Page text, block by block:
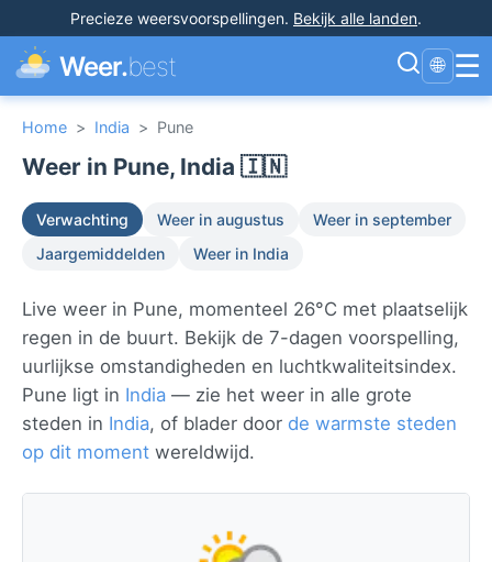
Precieze weersvoorspellingen. Bekijk alle landen.
Weer.best 🌐 ☰
Home > India > Pune
Weer in Pune, India 🇮🇳
Verwachting Weer in augustus
Weer in september
Jaargemiddelden
Weer in India
Live weer in Pune, momenteel 26°C met plaatselijk
regen in de buurt. Bekijk de 7-dagen voorspelling,
uurlijkse omstandigheden en luchtkwaliteitsindex.
Pune ligt in India — zie het weer in alle grote
steden in India, of blader door de warmste steden
op dit moment wereldwijd.